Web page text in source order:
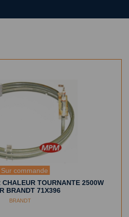
Sur commande
CHALEUR TOURNANTE 2500W
BRANDT 71X396
BRANDT